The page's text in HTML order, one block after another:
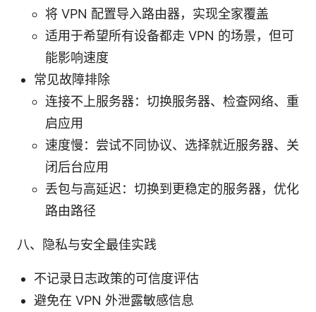
将 VPN 配置导入路由器，实现全家覆盖
适用于希望所有设备都走 VPN 的场景，但可
能影响速度
常见故障排除
连接不上服务器：切换服务器、检查网络、重
启应用
速度慢：尝试不同协议、选择就近服务器、关
闭后台应用
丢包与高延迟：切换到更稳定的服务器，优化
路由路径
八、隐私与安全最佳实践
不记录日志政策的可信度评估
避免在 VPN 外泄露敏感信息